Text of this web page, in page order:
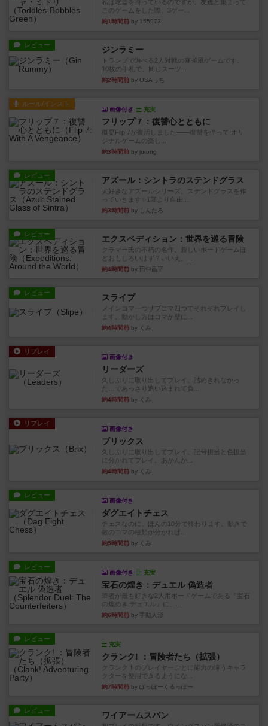
私は吃音を持っているのですが、友達と集まって
このゲームをした際、3ゲー...
約1時間前 by 155973
レビュー ジンラミー
トランプで遊べる2人対戦の麻雀風ゲームです。
10枚の手札で、同じスーツ...
約2時間前 by OSAっち
ルール/インスト
画像付き 充実
フリップ７：復讐心とともに
概要Flip 7が復活しました――復讐を伴って!オリ
ジナルゲームの楽し...
約3時間前 by jurong
レビュー アズール：シントラのステンドグラス
大好きなアズールシリーズ。ステンドグラスを作
っていきます✨1部より自由...
約3時間前 by しんたろ
レビュー エクスペディション：世界を巡る冒険
クラマー氏の不朽の名作。新しいボードゲームほ
どおもしろいはず？いいえ。...
約4時間前 by 田中昌平
レビュー スライプ
メインコマ一つサブコマ四つでそれぞれプレイし
ます。動かし方はコマか壁に...
約4時間前 by くみ
リプレイ
画像付き
リーダーズ
久しぶりに取り出してプレイ。詰めきれなかっ
た…であっさり追い込まれて負...
約4時間前 by くみ
リプレイ
画像付き
ブリックス
久しぶりに取り出してプレイ。記号担当と色担当
に分かれてプレイ。あかんか...
約4時間前 by くみ
レビュー
画像付き
ダグエイトチェス
チェスなのに、ほんの10分で終わります。動きで
敵のコマの種類が分かれば...
約5時間前 by くみ
レビュー
画像付き 充実
宝石の煌き：デュエル 偽造者
筆者が最も好きな2人用ボードゲームである『宝石
の煌めき デュエル』に、...
約6時間前 by 手動人形
レビュー
充実
クランク! ：冒険者たち（拡張）
クランク！のプレイヤーごとに能力の違うキャラ
クターを使用できるようにな...
約7時間前 by ぽっぽーくるっぽー
レビュー ワイアームスパン